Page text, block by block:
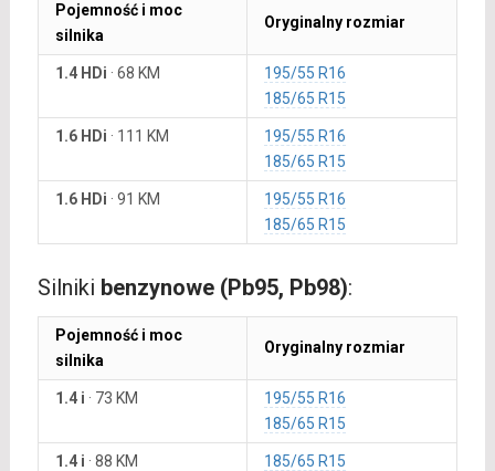
Pojemność i moc
silnika
Oryginalny rozmiar
1.4 HDi · 68 KM
195/55 R16
185/65 R15
1.6 HDi · 111 KM
195/55 R16
185/65 R15
1.6 HDi · 91 KM
195/55 R16
185/65 R15
Silniki benzynowe (Pb95, Pb98):
Pojemność i moc
silnika
Oryginalny rozmiar
1.4 i · 73 KM
195/55 R16
185/65 R15
1.4 i · 88 KM
185/65 R15